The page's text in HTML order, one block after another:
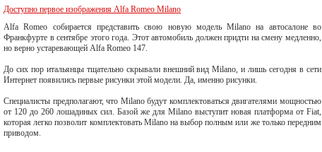
Доступно первое изображения Alfa Romeo Milano
Alfa Romeo собирается представить свою новую модель Milano на автосалоне во
Франкфурте в сентябре этого года. Этот автомобиль должен придти на смену медленно,
но верно устаревающей Alfa Romeo 147.
До сих пор итальянцы тщательно скрывали внешний вид Milano, и лишь сегодня в сети
Интернет появились первые рисунки этой модели. Да, именно рисунки.
Специалисты предполагают, что Milano будут комплектоваться двигателями мощностью
от 120 до 260 лошадиных сил. Базой же для Milano выступит новая платформа от Fiat,
которая легко позволит комплектовать Milano на выбор полным или же только передним
приводом.